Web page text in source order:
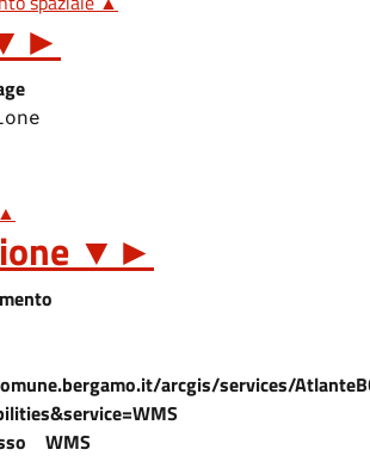
►
▼ ►
arcgis/services/
WMS